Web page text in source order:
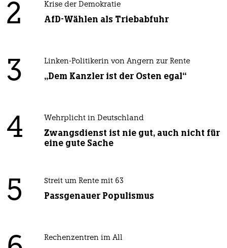
2 Krise der Demokratie
AfD-Wählen als Triebabfuhr
3 Linken-Politikerin von Angern zur Rente
„Dem Kanzler ist der Osten egal“
4 Wehrplicht in Deutschland
Zwangsdienst ist nie gut, auch nicht für
eine gute Sache
5 Streit um Rente mit 63
Passgenauer Populismus
Rechenzentren im All